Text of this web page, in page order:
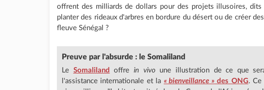
offrent des milliards de dollars pour des projets illusoires, dits
planter des rideaux d'arbres en bordure du désert ou de créer
fleuve Sénégal ?
Preuve par l'absurde : le Somaliland
Le Somaliland offre in vivo une illustration de ce que
l'assistance internationale et la « bienveillance »des ONG. Ce